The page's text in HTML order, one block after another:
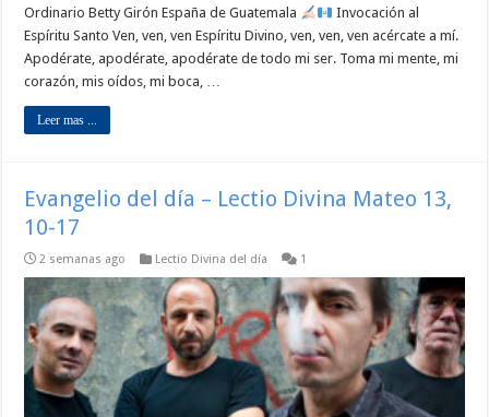
Ordinario Betty Girón España de Guatemala
Invocación al
Espíritu Santo Ven, ven, ven Espíritu Divino, ven, ven, ven acércate a mí.
Apodérate, apodérate, apodérate de todo mi ser. Toma mi mente, mi
corazón, mis oídos, mi boca, …
Leer mas ...
Evangelio del día – Lectio Divina Mateo 13,
10-17
2 semanas ago Lectio Divina del día 1